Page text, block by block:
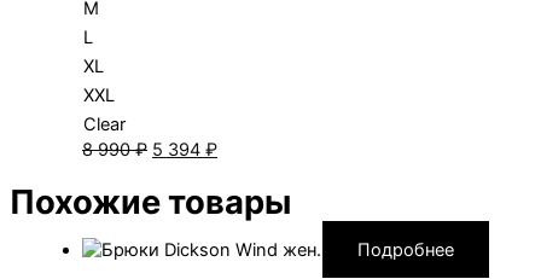
M
L
XL
XXL
Clear
8 990₽ Первоначальная
составляла
8 990 ₽.
5 394 ₽Текущая
5 394 ₽.
Похожие товары
Подробнее